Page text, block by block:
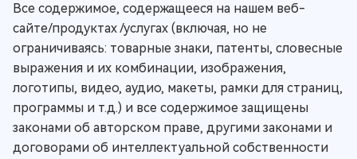
Все содержимое, содержащееся на нашем веб-
сайте/продуктах /услугах (включая, но не
ограничиваясь: товарные знаки, патенты, словесные
выражения и их комбинации, изображения,
логотипы, видео, аудио, макеты, рамки для страниц,
программы и т.д.) и все содержимое защищены
законами об авторском праве, другими законами и
договорами об интеллектуальной собственности